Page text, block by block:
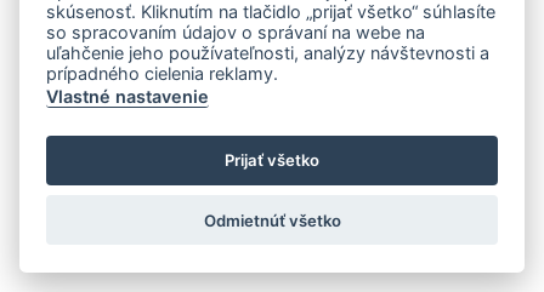
skúsenosť. Kliknutím na tlačidlo „prijať všetko“ súhlasíte
so spracovaním údajov o správaní na webe na
uľahčenie jeho používateľnosti, analýzy návštevnosti a
prípadného cielenia reklamy.
Vlastné nastavenie
Prijať všetko
Odmietnúť všetko